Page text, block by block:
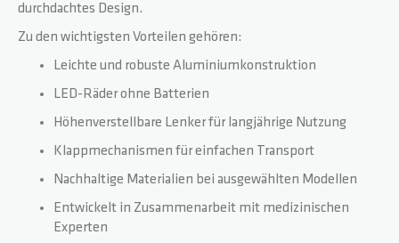
durchdachtes Design.
Zu den wichtigsten Vorteilen gehören:
Leichte und robuste Aluminiumkonstruktion
LED-Räder ohne Batterien
Höhenverstellbare Lenker für langjährige Nutzung
Klappmechanismen für einfachen Transport
Nachhaltige Materialien bei ausgewählten Modellen
Entwickelt in Zusammenarbeit mit medizinischen
Experten